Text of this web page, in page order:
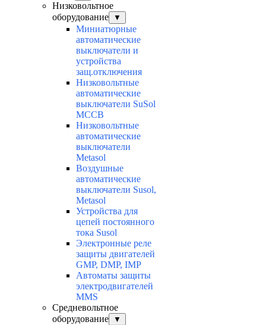
Низковольтное
оборудование
▼
Миниатюрные
автоматические
выключатели и
устройства
защ.отключения
Низковольтные
автоматические
выключатели SuSol
MCCB
Низковольтные
автоматические
выключатели
Metasol
Воздушные
автоматические
выключатели Susol,
Metasol
Устройства для
цепей постоянного
тока Susol
Электронные реле
защиты двигателей
GMP, DMP, IMP
Автоматы защиты
электродвигателей
MMS
Средневольтное
оборудование
▼